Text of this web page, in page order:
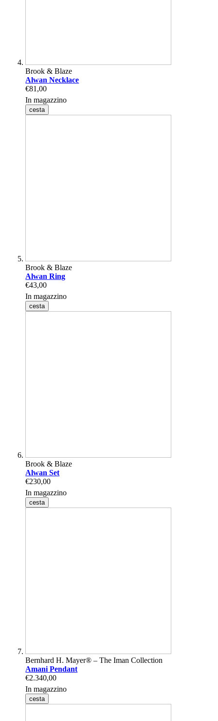
Brook & Blaze
Alwan Necklace
€81,00
In magazzino
cesta
Brook & Blaze
Alwan Ring
€43,00
In magazzino
cesta
Brook & Blaze
Alwan Set
€230,00
In magazzino
cesta
Bernhard H. Mayer® – The Iman Collection
Amani Pendant
€2.340,00
In magazzino
cesta